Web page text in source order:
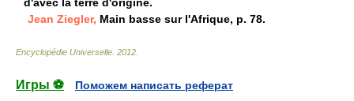
d'avec la terre d'origine.
Jean Ziegler, Main basse sur l'Afrique, p. 78.
Encyclopédie Universelle 2012
Игры ⚽
Поможем написать реферат